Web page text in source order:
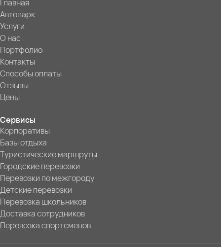
Главная
Автопарк
Услуги
О нас
Портфолио
Контакты
Способы оплаты
Отзывы
Цены
Сервисы
Корпоративы
Базы отдыха
Туристические маршруты
Городские перевозки
Перевозки по межгороду
Детские перевозки
Перевозка школьников
Доставка сотрудников
Перевозка спортсменов